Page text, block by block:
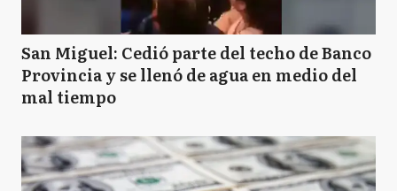
San Miguel: Cedió parte del techo de Banco
Provincia y se llenó de agua en medio del
mal tiempo